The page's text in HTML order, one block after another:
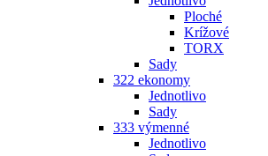
Ploché
Krížové
TORX
Sady
322 ekonomy
Jednotlivo
Sady
333 výmenné
Jednotlivo